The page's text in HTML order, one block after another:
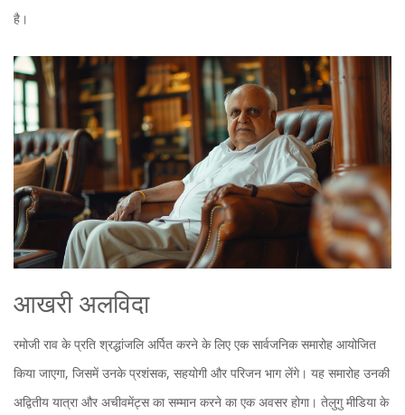
है।
आखरी अलविदा
रमोजी राव के प्रति श्रद्धांजलि अर्पित करने के लिए एक सार्वजनिक समारोह आयोजित
किया जाएगा, जिसमें उनके प्रशंसक, सहयोगी और परिजन भाग लेंगे। यह समारोह उनकी
अद्वितीय यात्रा और अचीवमेंट्स का सम्मान करने का एक अवसर होगा। तेलुगु मीडिया के